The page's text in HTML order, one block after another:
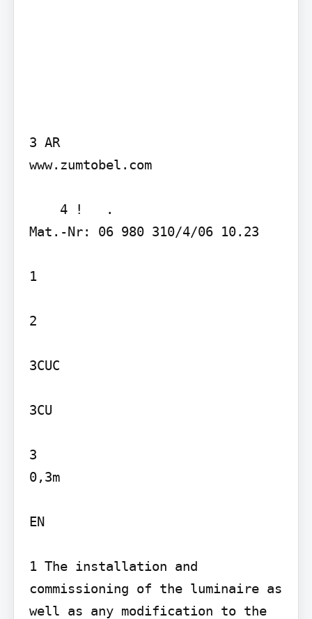
3 AR
www.zumtobel.com
Mat.-Nr: 06 980 310/4/06 10.23
1
2
3CUC
3CU
3
0,3m
EN
1 The installation and
commissioning of the luminaire as
well as any modification to the